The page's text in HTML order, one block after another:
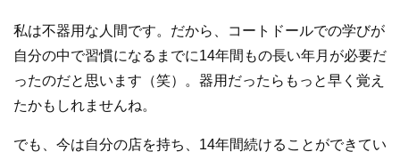
私は不器用な人間です。だから、コートドールでの学びが
自分の中で習慣になるまでに14年間もの長い年月が必要だ
ったのだと思います（笑）。器用だったらもっと早く覚え
たかもしれませんね。
でも、今は自分の店を持ち、14年間続けることができてい